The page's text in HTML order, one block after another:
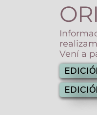
Vení a